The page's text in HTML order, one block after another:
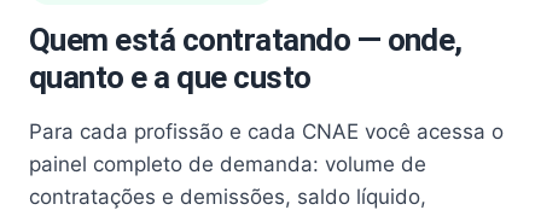
Quem está contratando — onde,
quanto e a que custo
Para cada profissão e cada CNAE você acessa o
painel completo de demanda: volume de
contratações e demissões, saldo líquido,